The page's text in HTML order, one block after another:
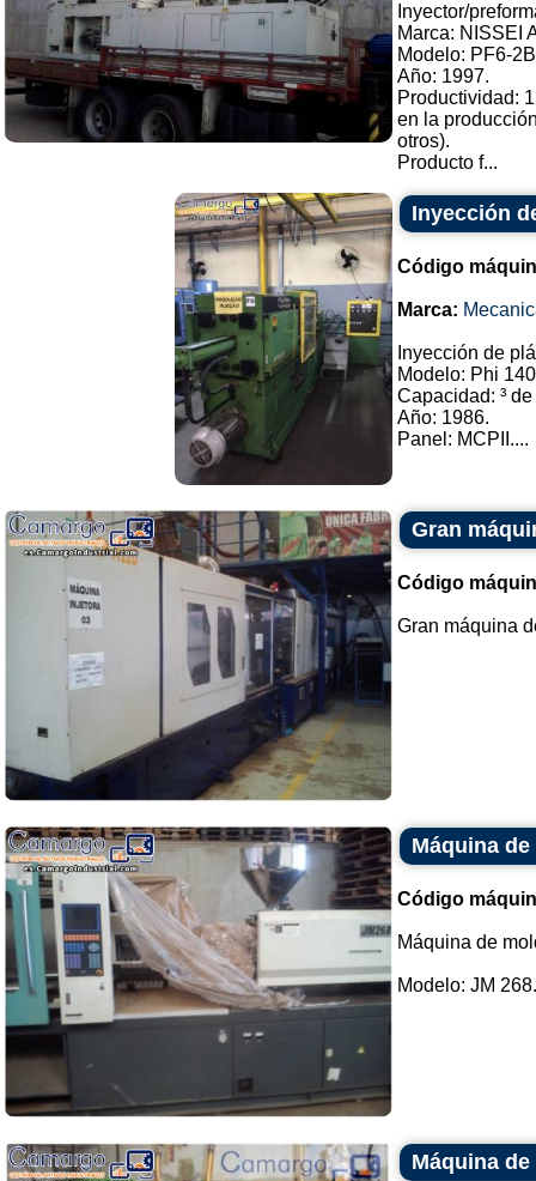
Inyector/
Marca: NISSEI
Modelo: PF6-
Año: 1997.
Productividad:
en la
otros).
Producto f...
Inyección
Código
Marca:
Inyección de
Modelo: Phi
Capacidad: ³
Año: 1986.
Panel: MCPII....
Gran
Código
Gran máquina
Máquina
Código
Máquina de
Modelo: JM
Máquina